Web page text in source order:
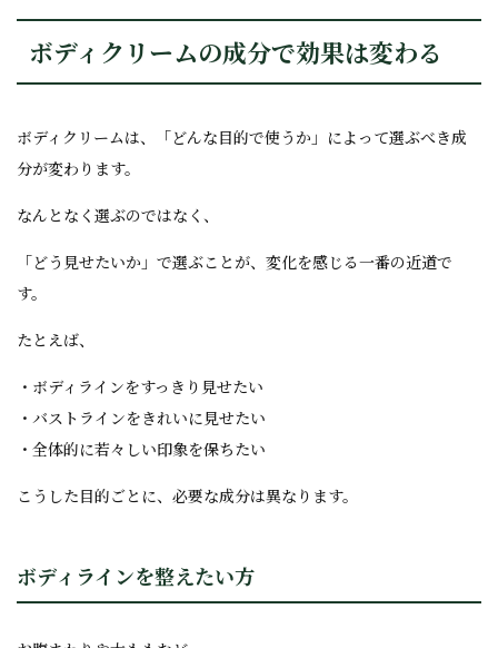
ボディクリームの成分で効果は変わる
ボディクリームは、「どんな目的で使うか」によって選ぶべき成
分が変わります。
なんとなく選ぶのではなく、
「どう見せたいか」で選ぶことが、変化を感じる一番の近道で
す。
たとえば、
・ボディラインをすっきり見せたい
・バストラインをきれいに見せたい
・全体的に若々しい印象を保ちたい
こうした目的ごとに、必要な成分は異なります。
ボディラインを整えたい方